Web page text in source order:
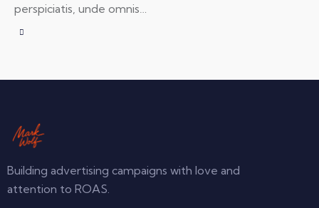
perspiciatis, unde omnis…
Building advertising campaigns with love and
attention to ROAS.